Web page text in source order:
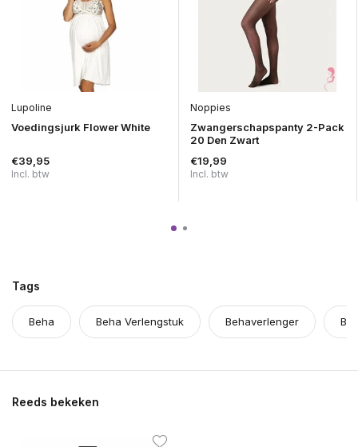
Lupoline
Voedingsjurk Flower White
€39,95
Incl. btw
Noppies
Zwangerschapspanty 2-Pack
20 Den Zwart
€19,99
Incl. btw
Tags
Beha Beha Verlengstuk Behaverlenger BH
Reeds bekeken